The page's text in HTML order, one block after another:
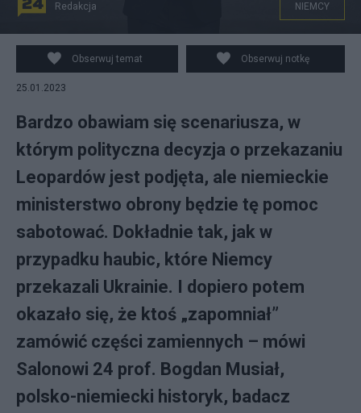
Kanclerz Niemiec Olaf Scholz Fot. PAP/EPA/CLEMENS
Redakcja NIEMCY
Obserwuj temat Obserwuj notkę
25.01.2023
Bardzo obawiam się scenariusza, w
którym polityczna decyzja o przekazaniu
Leopardów jest podjęta, ale niemieckie
ministerstwo obrony będzie tę pomoc
sabotować. Dokładnie tak, jak w
przypadku haubic, które Niemcy
przekazali Ukrainie. I dopiero potem
okazało się, że ktoś „zapomniał”
zamówić części zamiennych – mówi
Salonowi 24 prof. Bogdan Musiał,
polsko-niemiecki historyk, badacz